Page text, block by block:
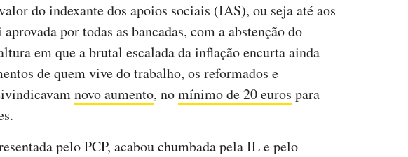
do indexante dos apoios sociais (IAS), ou seja até aos
por todas as bancadas, com a abstenção do
em que a brutal escalada da inflação encurta ainda
de quem vive do trabalho, os reformados e
novo aumento, nomínimo de 20 euros para
pelo PCP, acabou chumbada pela IL e pelo